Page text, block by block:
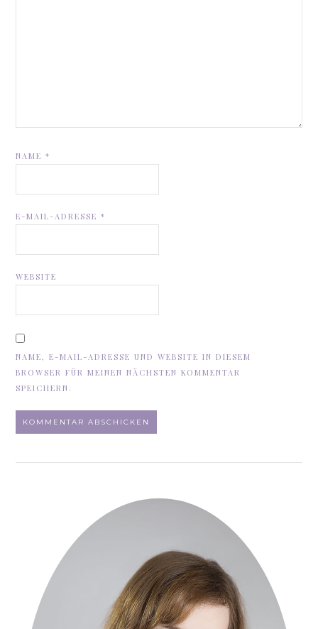
NAME*
E-MAIL-ADRESSE*
WEBSITE
NAME, E-MAIL-ADRESSE UND WEBSITE IN DIESEM
BROWSER FÜR MEINEN NÄCHSTEN KOMMENTAR
SPEICHERN.